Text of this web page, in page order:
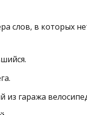
слов, в которых
из гаража